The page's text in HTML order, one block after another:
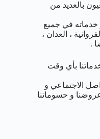
بالعديد من
خدماته في جميع
، العدان ،
.
بأي وقت
الاجتماعي و
و حسوماتنا